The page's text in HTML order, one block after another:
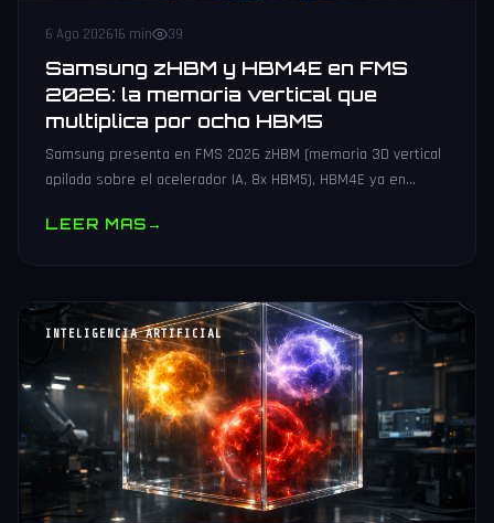
6 Ago 202616 min 39
Samsung zHBM y HBM4E en FMS
2026: la memoria vertical que
multiplica por ocho HBM5
Samsung presenta en FMS 2026 zHBM (memoria 3D vertical
apilada sobre el acelerador IA, 8x HBM5), HBM4E ya en
LEER MAS→
INTELIGENCIA ARTIFICIAL